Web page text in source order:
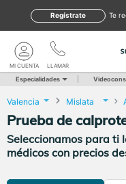
te
Regístrate
LLAMAR
MI CUENTA
Especialidades
Valencia Mislata
Prueba de
Seleccionamos para ti
médicos con precios